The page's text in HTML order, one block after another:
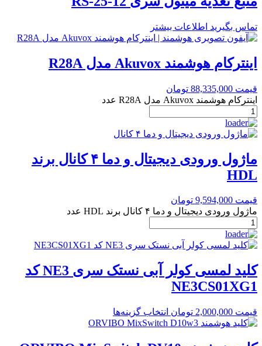
تماس بگیرید اطلاعات بیشتر
اینترکام هوشمند Akuvox مدل R28A
قیمت 88,335,000 تومان
اینترکام هوشمند Akuvox مدل R28A عدد
ماژول ورودی دیجیتال و دما ۴ کانال برند
HDL
قیمت 9,594,000 تومان
ماژول ورودی دیجیتال و دما ۴ کانال برند HDL عدد
کلید لمسی کولر آبی نستک سری NE3 کد
NE3CS01XG1
قیمت 2,000,000 تومان انتخاب گزینه‌ها